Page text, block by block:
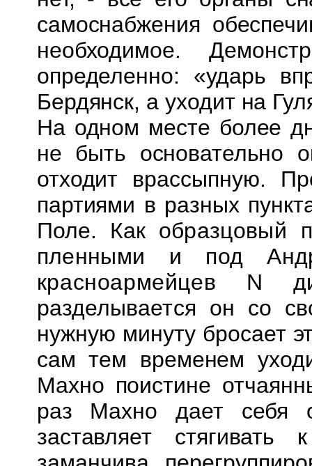
самоснабжения
необходимое.
определенно: «ударь
Бердянск, а уходит на
На одном месте более
не быть основательно
отходит врассыпную.
партиями в разных
Поле. Как образцовый
пленными и под
красноармейцев N
разделывается он со
нужную минуту бросает
сам тем временем
Махно поистине
раз Махно дает себя
заставляет